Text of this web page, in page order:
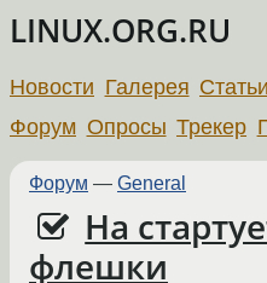
LINUX.ORG.RU
Новости Галерея Статьи
Форум Опросы Трекер
Форум — General
На
флешки